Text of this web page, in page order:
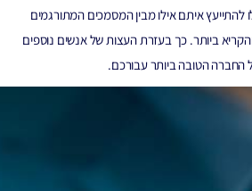
להתייעץ איתם אילו מבין המסמכים המתורגמים
ביותר. כך בעזרת העצות של אנשים נוספים
החברה הטובה ביותר עבורכם.